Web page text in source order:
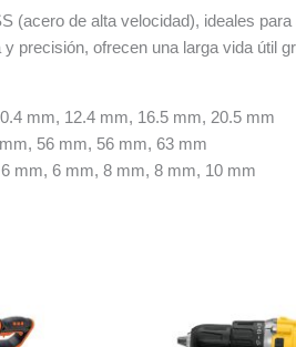
(acero de alta velocidad), ideales
precisión, ofrecen una larga vida útil
mm, 12.4 mm, 16.5 mm, 20.5 mm
56 mm, 56 mm, 63 mm
mm, 6 mm, 8 mm, 8 mm, 10 mm